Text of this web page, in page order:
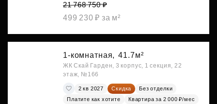
21 768 750 ₽
499 230 ₽ за м²
1-комнатная, 41.7м²
ЖК Скай Гарден, 3 корпус, 1 секция, 22
этаж, №166
2 кв 2027 Скидка
Без отделки
Платите как хотите
Квартира за 2 000 ₽/мес